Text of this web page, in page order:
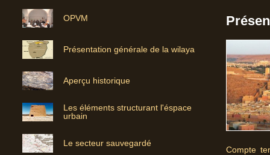
OPVM
Présentation générale de la wilaya
Aperçu historique
Les éléments structurant l'éspace
urbain
Le secteur sauvegardé
Compte